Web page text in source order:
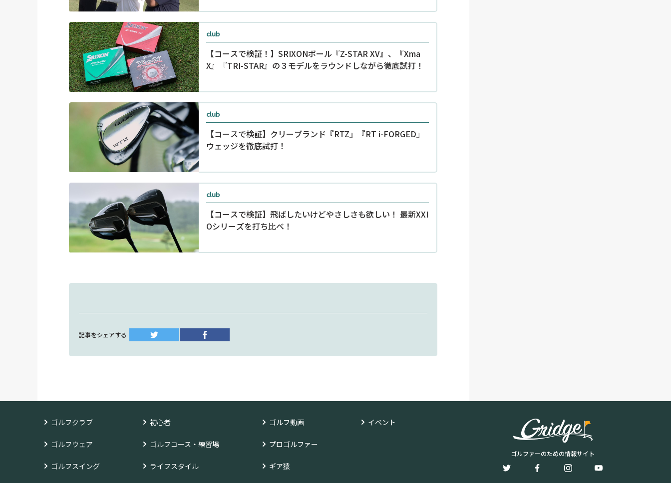
club
【コースで検証！】SRIXONボール『Z-STAR XV』、『Xma
X』『TRI-STAR』の３モデルをラウンドしながら徹底試打！
club
【コースで検証】クリーブランド『RTZ』『RT i-FORGED』
ウェッジを徹底試打！
club
【コースで検証】飛ばしたいけどやさしさも欲しい！ 最新XXI
Oシリーズを打ち比べ！
記事をシェアする
ゴルフクラブ
ゴルフウェア
ゴルフスイング
初心者
ゴルフコース・練習場
ライフスタイル
ゴルフ動画
プロゴルファー
ギア猿
イベント
ゴルファーのための情報サイト